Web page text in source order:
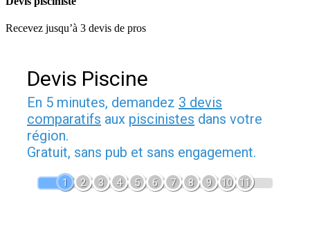
Recevez jusqu’à 3 devis de pros
Devis Piscine
En 5 minutes, demandez 3 devis
comparatifs aux piscinistes dans votre
région.
Gratuit, sans pub et sans engagement.
1 2 3 4 5 6 7 8 9 10 11